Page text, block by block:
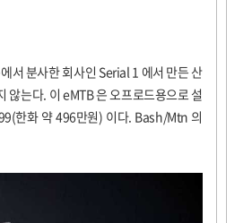
서 분사한 회사인 Serial 1 에서 만든 산
는다. 이 eMTB 은 오프로드용으로 설
한화 약 496만원) 이다. Bash/Mtn 의